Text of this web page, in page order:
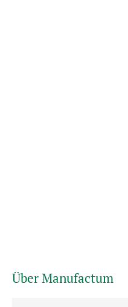
Über Manufactum